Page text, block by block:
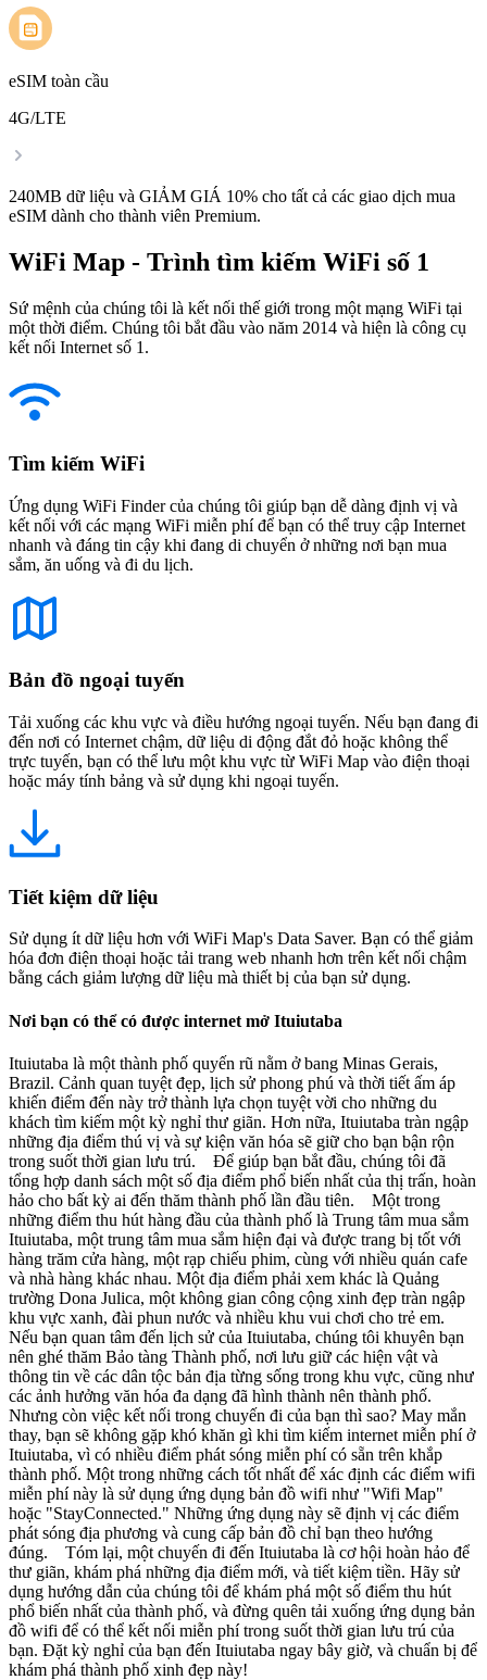
eSIM toàn cầu
4G/LTE
240MB dữ liệu và GIẢM GIÁ 10% cho tất cả các giao dịch mua
eSIM dành cho thành viên Premium.
WiFi Map - Trình tìm kiếm WiFi số 1
Sứ mệnh của chúng tôi là kết nối thế giới trong một mạng WiFi tại
một thời điểm. Chúng tôi bắt đầu vào năm 2014 và hiện là công cụ
kết nối Internet số 1.
Tìm kiếm WiFi
Ứng dụng WiFi Finder của chúng tôi giúp bạn dễ dàng định vị và
kết nối với các mạng WiFi miễn phí để bạn có thể truy cập Internet
nhanh và đáng tin cậy khi đang di chuyển ở những nơi bạn mua
sắm, ăn uống và đi du lịch.
Bản đồ ngoại tuyến
Tải xuống các khu vực và điều hướng ngoại tuyến. Nếu bạn đang đi
đến nơi có Internet chậm, dữ liệu di động đắt đỏ hoặc không thể
trực tuyến, bạn có thể lưu một khu vực từ WiFi Map vào điện thoại
hoặc máy tính bảng và sử dụng khi ngoại tuyến.
Tiết kiệm dữ liệu
Sử dụng ít dữ liệu hơn với WiFi Map's Data Saver. Bạn có thể giảm
hóa đơn điện thoại hoặc tải trang web nhanh hơn trên kết nối chậm
bằng cách giảm lượng dữ liệu mà thiết bị của bạn sử dụng.
Nơi bạn có thể có được internet mở Ituiutaba
Ituiutaba là một thành phố quyến rũ nằm ở bang Minas Gerais,
Brazil. Cảnh quan tuyệt đẹp, lịch sử phong phú và thời tiết ấm áp
khiến điểm đến này trở thành lựa chọn tuyệt vời cho những du
khách tìm kiếm một kỳ nghỉ thư giãn. Hơn nữa, Ituiutaba tràn ngập
những địa điểm thú vị và sự kiện văn hóa sẽ giữ cho bạn bận rộn
trong suốt thời gian lưu trú. Để giúp bạn bắt đầu, chúng tôi đã
tổng hợp danh sách một số địa điểm phổ biến nhất của thị trấn, hoàn
hảo cho bất kỳ ai đến thăm thành phố lần đầu tiên. Một trong
những điểm thu hút hàng đầu của thành phố là Trung tâm mua sắm
Ituiutaba, một trung tâm mua sắm hiện đại và được trang bị tốt với
hàng trăm cửa hàng, một rạp chiếu phim, cùng với nhiều quán cafe
và nhà hàng khác nhau. Một địa điểm phải xem khác là Quảng
trường Dona Julica, một không gian công cộng xinh đẹp tràn ngập
khu vực xanh, đài phun nước và nhiều khu vui chơi cho trẻ em.
Nếu bạn quan tâm đến lịch sử của Ituiutaba, chúng tôi khuyên bạn
nên ghé thăm Bảo tàng Thành phố, nơi lưu giữ các hiện vật và
thông tin về các dân tộc bản địa từng sống trong khu vực, cũng như
các ảnh hưởng văn hóa đa dạng đã hình thành nên thành phố.
Nhưng còn việc kết nối trong chuyến đi của bạn thì sao? May mắn
thay, bạn sẽ không gặp khó khăn gì khi tìm kiếm internet miễn phí ở
Ituiutaba, vì có nhiều điểm phát sóng miễn phí có sẵn trên khắp
thành phố. Một trong những cách tốt nhất để xác định các điểm wifi
miễn phí này là sử dụng ứng dụng bản đồ wifi như "Wifi Map"
hoặc "StayConnected." Những ứng dụng này sẽ định vị các điểm
phát sóng địa phương và cung cấp bản đồ chỉ bạn theo hướng
đúng. Tóm lại, một chuyến đi đến Ituiutaba là cơ hội hoàn hảo để
thư giãn, khám phá những địa điểm mới, và tiết kiệm tiền. Hãy sử
dụng hướng dẫn của chúng tôi để khám phá một số điểm thu hút
phổ biến nhất của thành phố, và đừng quên tải xuống ứng dụng bản
đồ wifi để có thể kết nối miễn phí trong suốt thời gian lưu trú của
bạn. Đặt kỳ nghỉ của bạn đến Ituiutaba ngay bây giờ, và chuẩn bị để
khám phá thành phố xinh đẹp này!